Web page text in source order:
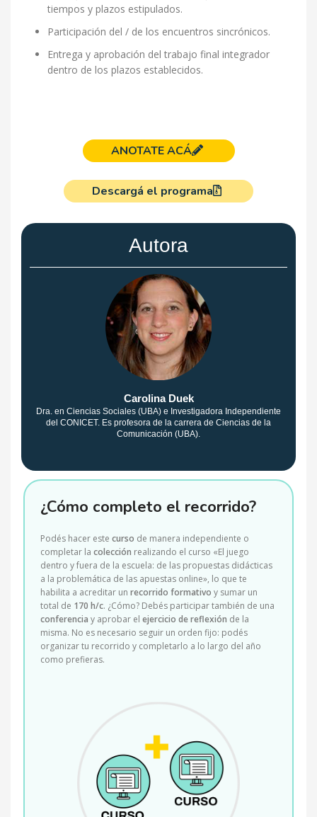
tiempos y plazos estipulados.
Participación del / de los encuentros sincrónicos.
Entrega y aprobación del trabajo final integrador
dentro de los plazos establecidos.
ANOTATE ACÁ
Descargá el programa
Autora
Carolina Duek
Dra. en Ciencias Sociales (UBA) e Investigadora Independiente
del CONICET. Es profesora de la carrera de Ciencias de la
Comunicación (UBA).
¿Cómo completo el recorrido?
Podés hacer este curso de manera independiente o
completar la colección realizando el curso «El juego
dentro y fuera de la escuela: de las propuestas didácticas
a la problemática de las apuestas online», lo que te
habilita a acreditar un recorrido formativo y sumar un
total de 170 h/c. ¿Cómo? Debés participar también de una
conferencia y aprobar el ejercicio de reflexión de la
misma. No es necesario seguir un orden fijo: podés
organizar tu recorrido y completarlo a lo largo del año
como prefieras.